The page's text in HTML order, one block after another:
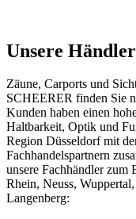
Unsere
Zäune, Carports und
SCHEERER finden Sie
Kunden haben einen
Haltbarkeit, Optik und
Region Düsseldorf mit
Fachhandelspartnern
unsere Fachhändler zum
Rhein, Neuss,
Langenberg: